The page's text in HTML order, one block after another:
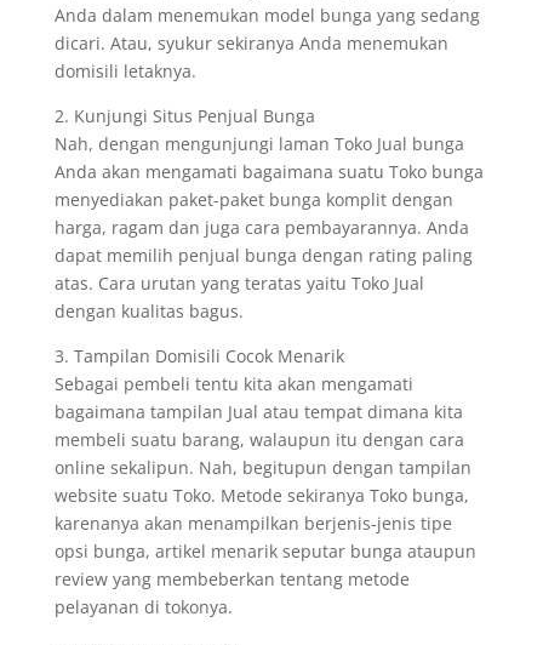
Anda dalam menemukan model bunga yang sedang
dicari. Atau, syukur sekiranya Anda menemukan
domisili letaknya.
2. Kunjungi Situs Penjual Bunga
Nah, dengan mengunjungi laman Toko Jual bunga
Anda akan mengamati bagaimana suatu Toko bunga
menyediakan paket-paket bunga komplit dengan
harga, ragam dan juga cara pembayarannya. Anda
dapat memilih penjual bunga dengan rating paling
atas. Cara urutan yang teratas yaitu Toko Jual
dengan kualitas bagus.
3. Tampilan Domisili Cocok Menarik
Sebagai pembeli tentu kita akan mengamati
bagaimana tampilan Jual atau tempat dimana kita
membeli suatu barang, walaupun itu dengan cara
online sekalipun. Nah, begitupun dengan tampilan
website suatu Toko. Metode sekiranya Toko bunga,
karenanya akan menampilkan berjenis-jenis tipe
opsi bunga, artikel menarik seputar bunga ataupun
review yang membeberkan tentang metode
pelayanan di tokonya.